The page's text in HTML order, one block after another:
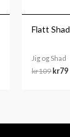
Flatt Shad
Jig og Shad
kr109 kr79